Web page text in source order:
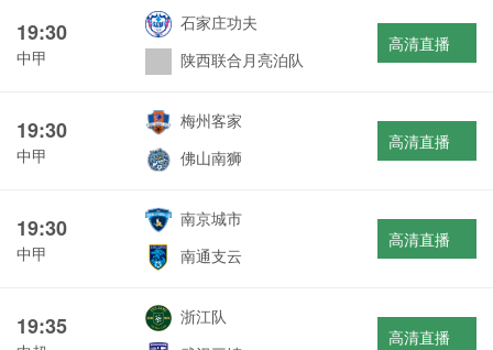
19:30
中甲
石家庄功夫
陕西联合月亮泊队
高清直播
19:30
中甲
梅州客家
佛山南狮
高清直播
19:30
中甲
南京城市
南通支云
高清直播
19:35
浙江队
高清直播